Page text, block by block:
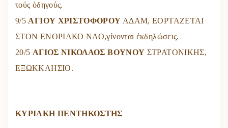
τούς ὁδηγούς.
9/5 ΑΓΙΟΥ ΧΡΙΣΤΟΦΟΡΟΥ ΑΔΑΜ, ΕΟΡΤΑΖΕΤΑΙ
ΣΤΟΝ ΕΝΟΡΙΑΚΟ ΝΑΟ,γίνονται ἐκδηλώσεις.
20/5 ΑΓΙΟΣ ΝΙΚΟΛΑΟΣ ΒΟΥΝΟΥ ΣΤΡΑΤΟΝΙΚΗΣ,
ΕΞΩΚΚΛΗΣΙΟ.
ΚΥΡΙΑΚΗ ΠΕΝΤΗΚΟΣΤΗΣ